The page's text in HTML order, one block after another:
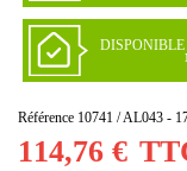
Référence 10741 / AL043 -
114,76 €